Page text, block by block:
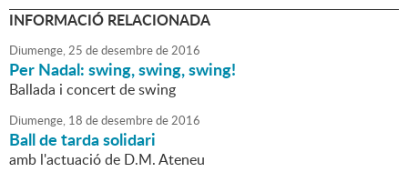
INFORMACIÓ RELACIONADA
Diumenge,25 dedesembrede2016
Per Nadal: swing, swing, swing!
Ballada i concert de swing
Diumenge, 18 dedesembrede2016
Ball de tarda solidari
amb l'actuació de D.M. Ateneu